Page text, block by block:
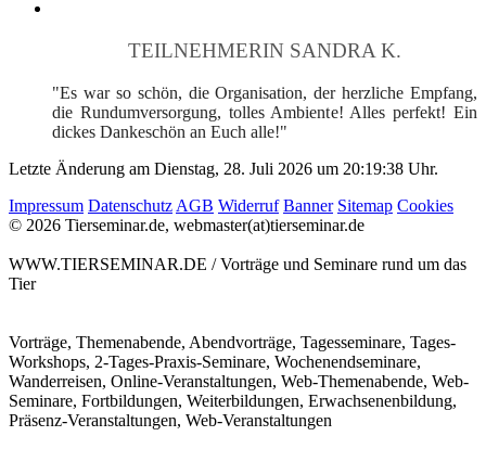
TEILNEHMERIN SANDRA K.
"Es war so schön, die Organisation, der herzliche Empfang,
die Rundumversorgung, tolles Ambiente! Alles perfekt! Ein
dickes Dankeschön an Euch alle!"
Letzte Änderung am Dienstag, 28. Juli 2026 um 20:19:38 Uhr.
Impressum DatenschutzAGB Widerruf Banner Sitemap Cookies
© 2026 Tierseminar.de, webmaster(at)tierseminar.de
WWW.TIERSEMINAR.DE / Vorträge und Seminare rund um das
Tier
Vorträge, Themenabende, Abendvorträge, Tagesseminare, Tages-
Workshops, 2-Tages-Praxis-Seminare, Wochenendseminare,
Wanderreisen, Online-Veranstaltungen, Web-Themenabende, Web-
Seminare, Fortbildungen, Weiterbildungen, Erwachsenenbildung,
Präsenz-Veranstaltungen, Web-Veranstaltungen